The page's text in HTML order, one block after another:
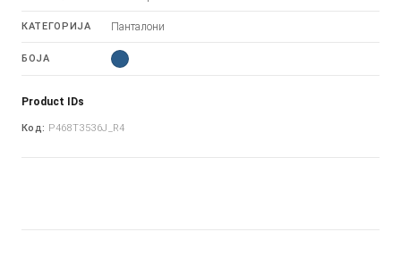
КАТЕГОРИЈА Панталони
БОЈА
Product IDs
Код: P468T3536J_R4